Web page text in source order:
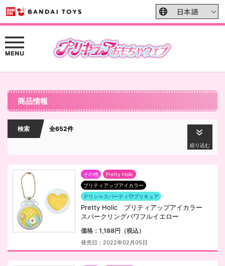
商品情報
検索 全652件
絞り込む
その他
Pretty Holic
プリティアップアイカラー
デリシャスパーティ♡プリキュア
Pretty Holic プリティアップアイカラー
スパークリングパワフルイエロー
価格：1,188円（税込）
発売日：2022年02月05日